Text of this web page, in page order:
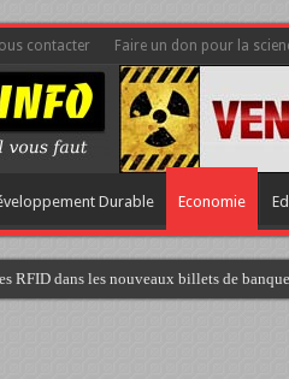
contacter Faire un don pour la
Durable Economie
RFID dans les nouveaux billets de